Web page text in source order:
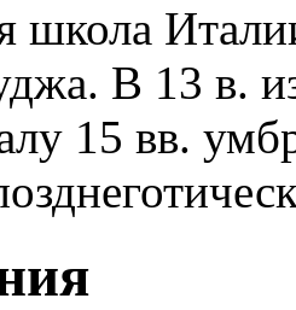
школа
В 13 в.
15 вв.